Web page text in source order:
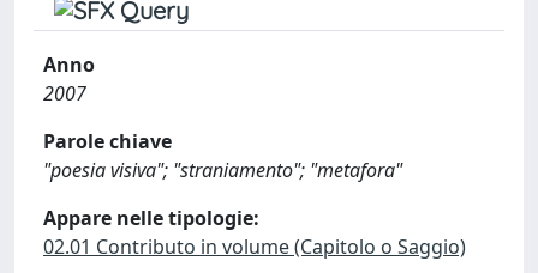
Anno
2007
Parole chiave
"poesia visiva"; "straniamento"; "metafora"
Appare nelle tipologie:
02.01 Contributo in volume (Capitolo o Saggio)